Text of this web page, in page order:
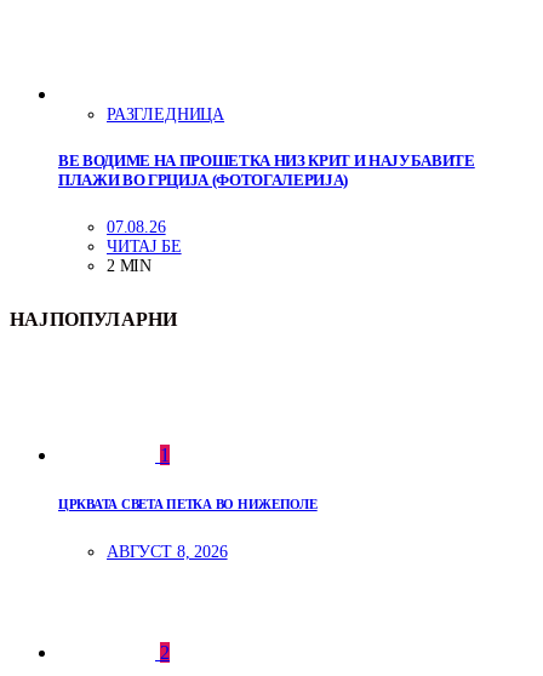
РАЗГЛЕДНИЦА
ВЕ ВОДИМЕ НА ПРОШЕТКА НИЗ КРИТ И НАЈУБАВИТЕ
ПЛАЖИ ВО ГРЦИЈА (ФОТОГАЛЕРИЈА)
07.08.26
ЧИТАЈ БЕ
2 MIN
НАЈПОПУЛАРНИ
1
ЦРКВАТА СВЕТА ПЕТКА ВО НИЖЕПОЛЕ
АВГУСТ 8, 2026
2